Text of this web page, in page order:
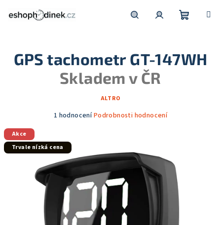
košík
GPS tachometr GT-147WH
Skladem v ČR
ALTRO
Průměrné
je
5,0
z
hvězdiček.
1 hodnoceníPodrobnosti hodnocení
Akce
Trvale nízká cena